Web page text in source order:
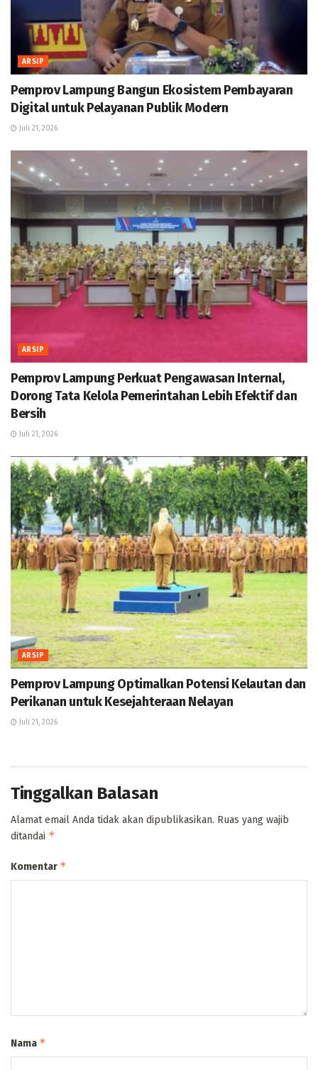
ARSIP
Pemprov Lampung Bangun Ekosistem Pembayaran
Digital untuk Pelayanan Publik Modern
Juli 21, 2026
ARSIP
Pemprov Lampung Perkuat Pengawasan Internal,
Dorong Tata Kelola Pemerintahan Lebih Efektif dan
Bersih
Juli 21, 2026
ARSIP
Pemprov Lampung Optimalkan Potensi Kelautan dan
Perikanan untuk Kesejahteraan Nelayan
Juli 21, 2026
Tinggalkan Balasan
Alamat email Anda tidak akan dipublikasikan. Ruas yang wajib
ditandai *
Komentar *
Nama *